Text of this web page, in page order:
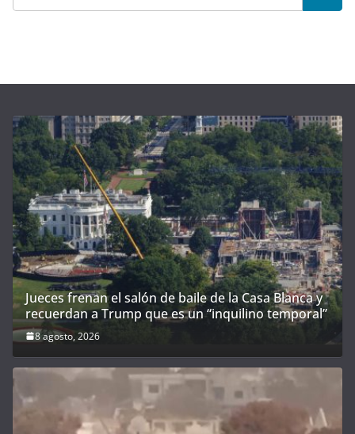
Jueces frenan el salón de baile de la Casa Blanca y
recuerdan a Trump que es un “inquilino temporal”
8 agosto, 2026